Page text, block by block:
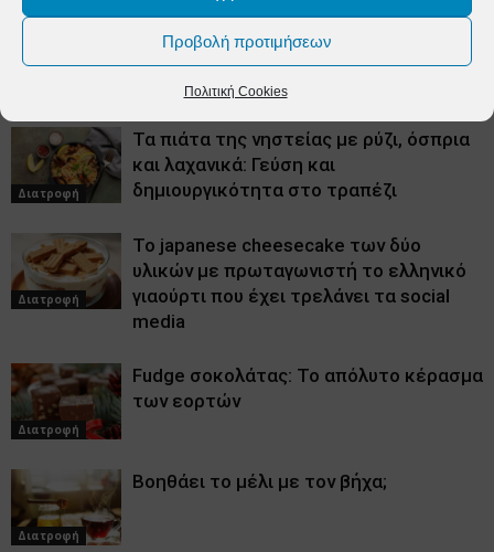
Προβολή προτιμήσεων
Πολιτική Cookies
ΠΑΡΟΜΟΙΑ ΑΡΘΡΑ
ΠΕΡΙΣΣΟΤΕΡΑ ΑΠΟ ΤΟΝ ΔΗΜΙΟΥΡΓΟ
Διατροφή
Τα πιάτα της νηστείας με ρύζι, όσπρια
και λαχανικά: Γεύση και
δημιουργικότητα στο τραπέζι
Διατροφή
Το japanese cheesecake των δύο
υλικών με πρωταγωνιστή το ελληνικό
γιαούρτι που έχει τρελάνει τα social
media
Διατροφή
Fudge σοκολάτας: Το απόλυτο κέρασμα
των εορτών
Διατροφή
Βοηθάει το μέλι με τον βήχα;